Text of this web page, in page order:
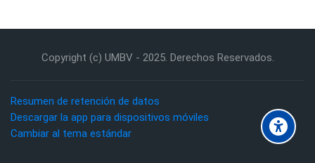
Copyright (c) UMBV - 2025. Derechos Reservados.
Resumen de retención de datos
Descargar la app para dispositivos móviles
Cambiar al tema estándar